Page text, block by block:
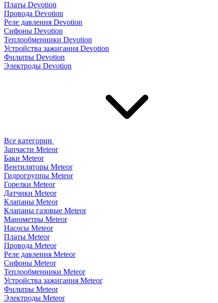
Платы Devotion
Провода Devotion
Реле давления Devotion
Сифоны Devotion
Теплообменники Devotion
Устройства зажигания Devotion
Фильтры Devotion
Электроды Devotion
Все категории
Запчасти Meteor
Баки Meteor
Вентиляторы Meteor
Гидрогруппы Meteor
Горелки Meteor
Датчики Meteor
Клапаны Meteor
Клапаны газовые Meteor
Манометры Meteor
Насосы Meteor
Платы Meteor
Провода Meteor
Реле давления Meteor
Сифоны Meteor
Теплообменники Meteor
Устройства зажигания Meteor
Фильтры Meteor
Электроды Meteor